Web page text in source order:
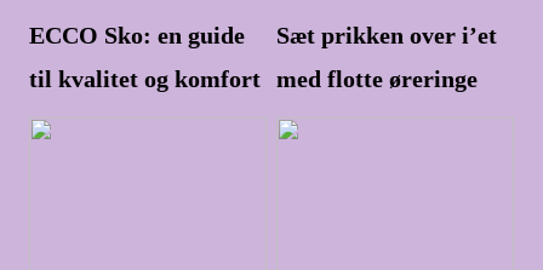
ECCO Sko: en guide
til kvalitet og komfort
Sæt prikken over i’et
med flotte øreringe